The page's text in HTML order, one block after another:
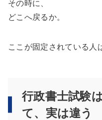
その時に、
どこへ戻るか。
ここが固定されている人
行政書士試験
て、実は違う